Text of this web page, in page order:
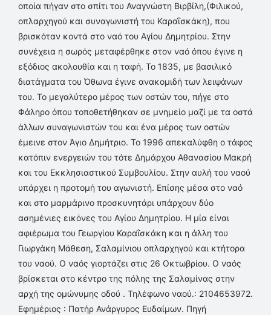
οποία πήγαν στο σπίτι του Αναγνώστη Βιρβίλη,(Φιλικού,
οπλαρχηγού και συναγωνιστή του Καραΐσκάκη), που
βρισκόταν κοντά στο ναό του Αγίου Δημητρίου. Στην
συνέχεια η σωρός μεταφέρθηκε στον ναό όπου έγινε η
εξόδιος ακολουθία και η ταφή. Το 1835, με βασιλικό
διατάγματα του Όθωνα έγινε ανακομιδή των λειψάνων
του. Το μεγαλύτερο μέρος των οστών του, πήγε στο
Φάληρο όπου τοποθετήθηκαν σε μνημείο μαζί με τα οστά
άλλων συναγωνιστών του και ένα μέρος των οστών
έμεινε στον Άγιο Δημήτριο. Το 1996 απεκαλύφθη ο τάφος
κατόπιν ενεργειών του τότε Δημάρχου Αθανασίου Μακρή
και του Εκκλησιαστικού Συμβουλίου. Στην αυλή του ναού
υπάρχει η προτομή του αγωνιστή. Επίσης μέσα στο ναό
και στο μαρμάρινο προσκυνητάρι υπάρχουν δύο
ασημένιες εικόνες του Αγίου Δημητρίου. Η μία είναι
αφιέρωμα του Γεωργίου Καραΐσκάκη και η άλλη του
Γιωργάκη Μάθεση, Σαλαμίνιου οπλαρχηγού και κτήτορα
του ναού. Ο ναός γιορτάζει στις 26 Οκτωβρίου. Ο ναός
βρίσκεται στο κέντρο της πόλης της Σαλαμίνας στην
αρχή της ομώνυμης οδού . Τηλέφωνο ναού.: 2104653972.
Εφημέριος : Πατήρ Ανάργυρος Ευδαίμων. Πηγή